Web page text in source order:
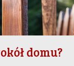
domu?